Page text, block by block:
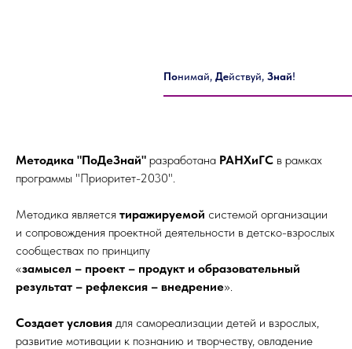
Понимай, Действуй, Знай!
Методика "ПоДеЗнай" разработана РАНХиГС в рамках
программы "Приоритет-2030".
Методика является тиражируемой системой организации
и сопровождения проектной деятельности в детско-взрослых
сообществах по принципу
«замысел – проект – продукт и образовательный
результат – рефлексия – внедрение».
Создает условия для самореализации детей и взрослых,
развитие мотивации к познанию и творчеству, овладение